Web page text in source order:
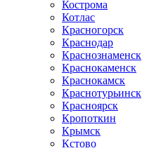
Кострома
Котлас
Красногорск
Краснодар
Краснознаменск
Краснокаменск
Краснокамск
Краснотурьинск
Красноярск
Кропоткин
Крымск
Кстово